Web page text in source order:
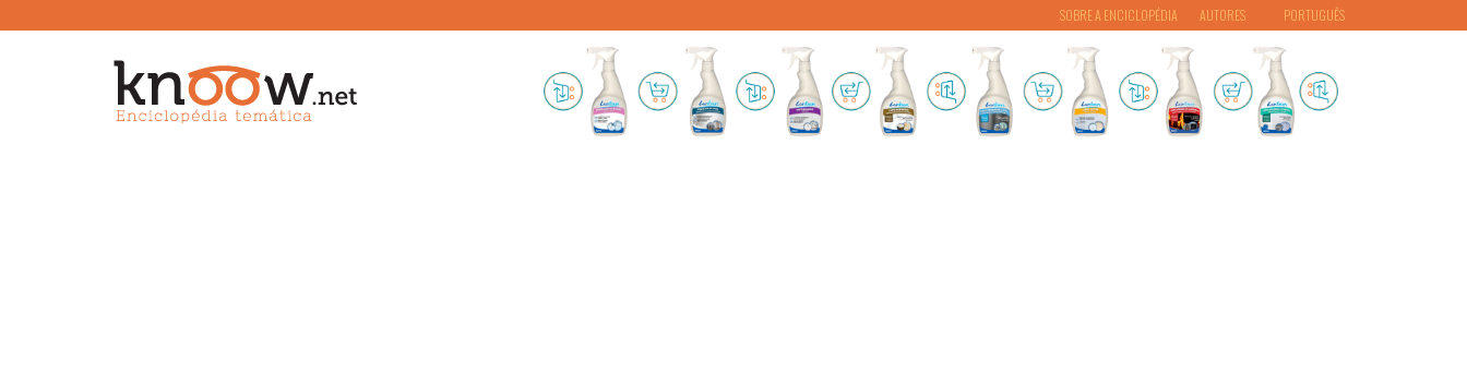
PORTUGUÊS
SOBRE A ENCICLOPÉDIA AUTORES